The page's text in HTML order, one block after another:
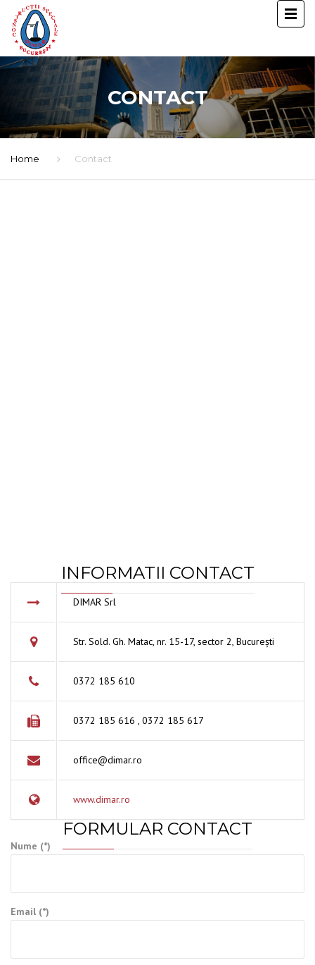
CONTACT
Home Contact
INFORMATII CONTACT
DIMAR Srl
Str. Sold. Gh. Matac, nr. 15-17, sector 2, Bucureşti
0372 185 610
0372 185 616 , 0372 185 617
office@dimar.ro
www.dimar.ro
FORMULAR CONTACT
Nume (*)
Email (*)